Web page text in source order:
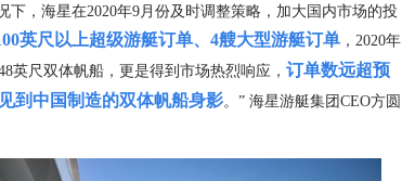
，海星在2020年9月份及时调整策略，加大国内市场的投
英尺以上超级游艇订单、4艘大型游艇订单 ，2020年
英尺双体帆船，更是得到市场热烈响应， 订单数远超预
到中国制造的双体帆船身影。” 海星游艇集团CEO方圆